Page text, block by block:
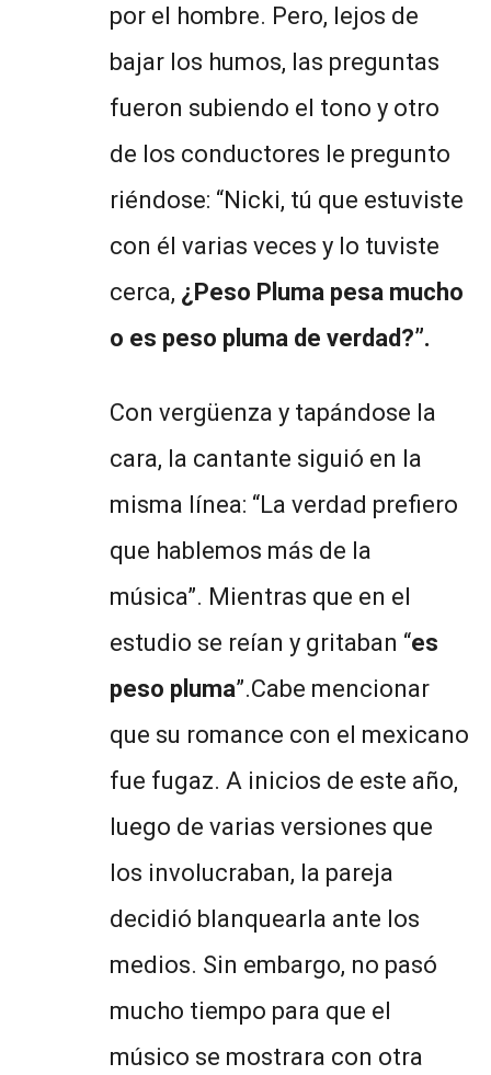
por el hombre. Pero, lejos de
bajar los humos, las preguntas
fueron subiendo el tono y otro
de los conductores le pregunto
riéndose: “Nicki, tú que estuviste
con él varias veces y lo tuviste
cerca, ¿Peso Pluma pesa mucho
o es peso pluma de verdad?”.
Con vergüenza y tapándose la
cara, la cantante siguió en la
misma línea: “La verdad prefiero
que hablemos más de la
música”. Mientras que en el
estudio se reían y gritaban “es
peso pluma”.Cabe mencionar
que su romance con el mexicano
fue fugaz. A inicios de este año,
luego de varias versiones que
los involucraban, la pareja
decidió blanquearla ante los
medios. Sin embargo, no pasó
mucho tiempo para que el
músico se mostrara con otra